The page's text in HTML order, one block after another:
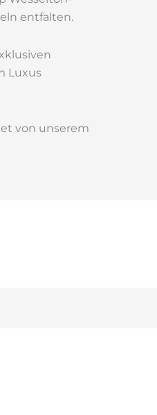
entfalten.
Luxus
von unserem